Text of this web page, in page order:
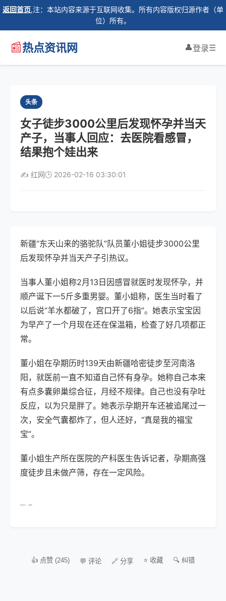
返回首页,注：本站内容来源于互联网收集。所有内容版权归源作者（单
位）所有。
📰热点资讯网 👤登录☰
头条
女子徒步3000公里后发现怀孕并当天
产子，当事人回应：去医院看感冒，
结果抱个娃出来
✍️ 红网🕒 2026-02-16 03:30:01
新疆“东天山来的骆驼队”队员董小姐徒步3000公里
后发现怀孕并当天产子引热议。
当事人董小姐称2月13日因感冒就医时发现怀孕，并
顺产诞下一5斤多重男婴。董小姐称，医生当时看了
以后说“羊水都破了，宫口开了6指”。她表示宝宝因
为早产了一个月现在还在保温箱，检查了好几项都正
常。
董小姐在孕期历时139天由新疆哈密徒步至河南洛
阳，就医前一直不知道自己怀有身孕。她称自己本来
有点多囊卵巢综合征，月经不规律。自己也没有孕吐
反应，以为只是胖了。她表示孕期开车还被追尾过一
次，安全气囊都炸了，但人还好，“真是我的福宝
宝”。
董小姐生产所在医院的产科医生告诉记者，孕期高强
度徒步且未做产筛，存在一定风险。
发布于：湖南
👍 点赞 (245) 💬 评论 🔗 分享 ⭐ 收藏 🔍 纠错